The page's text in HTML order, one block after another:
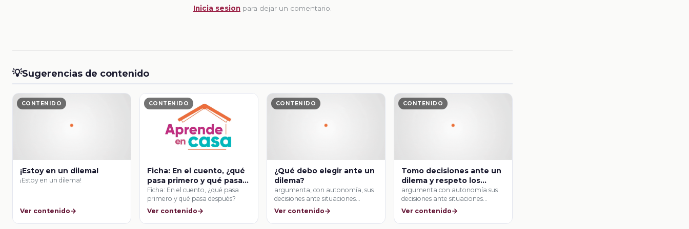
Inicia sesion para dejar un comentario.
💡Sugerencias de contenido
CONTENIDO
¡Estoy en un dilema!
¡Estoy en un dilema!
Ver contenido
CONTENIDO
Ficha: En el cuento, ¿qué
pasa primero y qué pasa
después?
Ficha: En el cuento, ¿qué pasa
primero y qué pasa después?
Ver contenido
CONTENIDO
¿Qué debo elegir ante un
dilema?
argumenta, con autonomía, sus
decisiones ante situaciones
dilemáticas cotidianas, con base
Ver contenido
CONTENIDO
Tomo decisiones ante un
dilema y respeto los
derechos humanos
argumenta con autonomía sus
decisiones ante situaciones
dilemáticas cotidianas con base
Ver contenido